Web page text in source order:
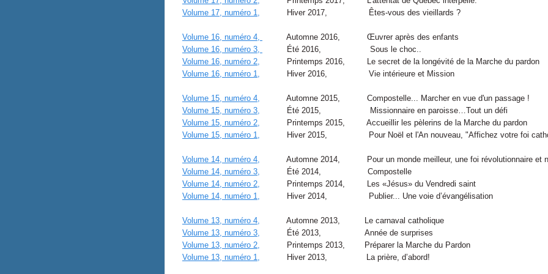
Volume 17, numéro 1,
Hiver 2017, Êtes-vous des vieillards ?
Volume 16, numéro 4,
Automne 2016, Œuvrer après des enfants
Volume 16, numéro 3,
Été 2016, Sous le choc..
Volume 16, numéro 2,
Printemps 2016, Le secret de la longévité de la Marche du pardon
Volume 16, numéro 1,
Hiver 2016, Vie intérieure et Mission
Volume 15, numéro 4,
Automne 2015, Compostelle... Marcher en vue d'un passage !
Volume 15, numéro 3,
Été 2015, Missionnaire en paroisse…Tout un défi
Volume 15, numéro 2,
Printemps 2015, Accueillir les pèlerins de la Marche du pardon
Volume 15, numéro 1,
Hiver 2015, Pour Noël et l'An nouveau, "Affichez votre foi
Volume 14, numéro 4,
Automne 2014, Pour un monde meilleur, une foi révolutionnaire et
Volume 14, numéro 3,
Été 2014, Compostelle
Volume 14, numéro 2,
Printemps 2014, Les «Jésus» du Vendredi saint
Volume 14, numéro 1,
Hiver 2014, Publier... Une voie d’évangélisation
Volume 13, numéro 4,
Automne 2013, Le carnaval catholique
Volume 13, numéro 3,
Été 2013, Année de surprises
Volume 13, numéro 2,
Printemps 2013, Préparer la Marche du Pardon
Volume 13, numéro 1,
Hiver 2013, La prière, d’abord!